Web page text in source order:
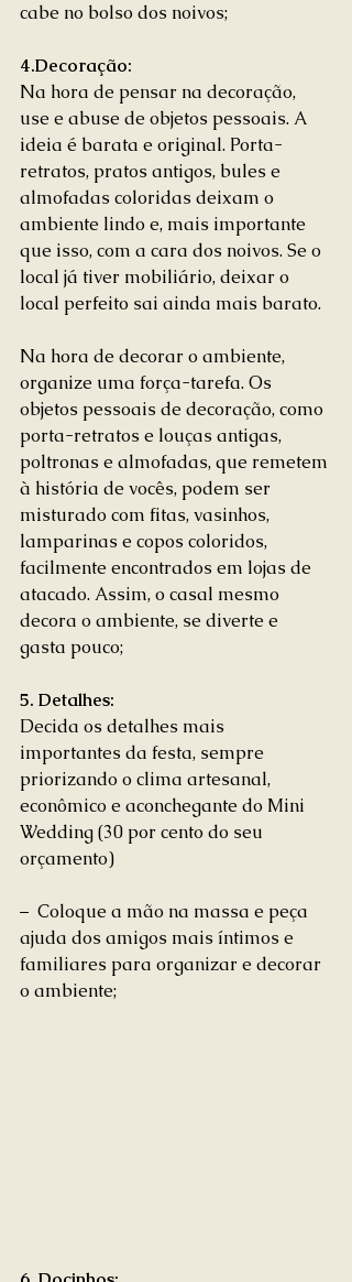
cabe no bolso dos noivos;
4.Decoração:
Na hora de pensar na decoração,
use e abuse de objetos pessoais. A
ideia é barata e original. Porta-
retratos, pratos antigos, bules e
almofadas coloridas deixam o
ambiente lindo e, mais importante
que isso, com a cara dos noivos. Se o
local já tiver mobiliário, deixar o
local perfeito sai ainda mais barato.
Na hora de decorar o ambiente,
organize uma força-tarefa. Os
objetos pessoais de decoração, como
porta-retratos e louças antigas,
poltronas e almofadas, que remetem
à história de vocês, podem ser
misturado com fitas, vasinhos,
lamparinas e copos coloridos,
facilmente encontrados em lojas de
atacado. Assim, o casal mesmo
decora o ambiente, se diverte e
gasta pouco;
5. Detalhes:
Decida os detalhes mais
importantes da festa, sempre
priorizando o clima artesanal,
econômico e aconchegante do Mini
Wedding (30 por cento do seu
orçamento)
–  Coloque a mão na massa e peça
ajuda dos amigos mais íntimos e
familiares para organizar e decorar
o ambiente;